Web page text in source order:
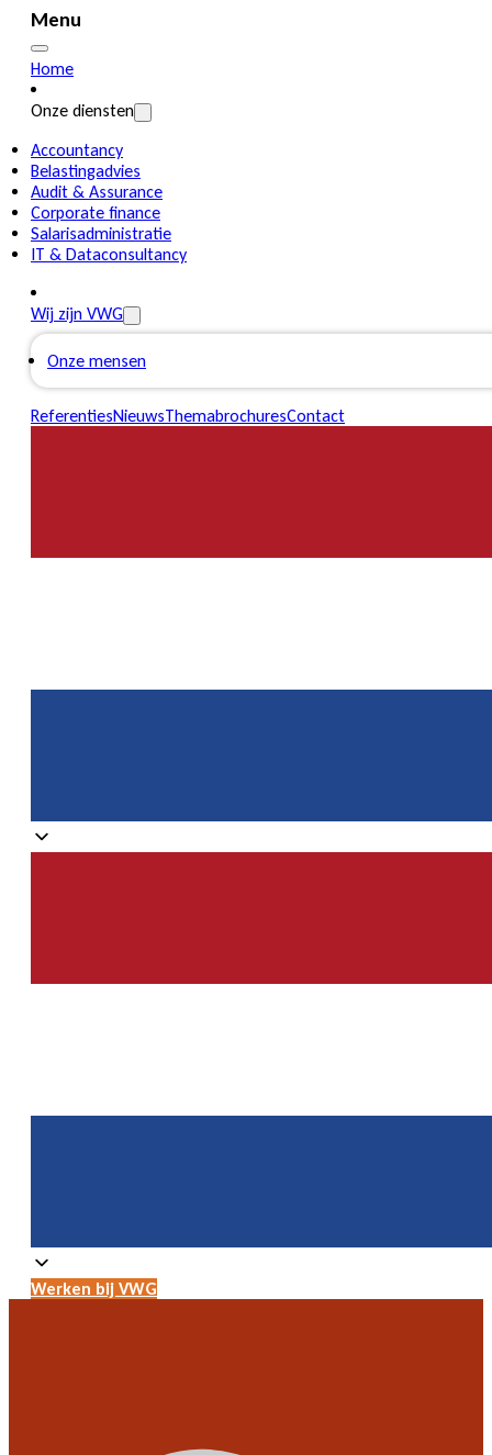
Menu
Home
Onze diensten
Accountancy
Belastingadvies
Audit & Assurance
Corporate finance
Salarisadministratie
IT & Dataconsultancy
Wij zijn VWG
Onze mensen
ReferentiesNieuwsThemabrochuresContact
Werken bij VWG